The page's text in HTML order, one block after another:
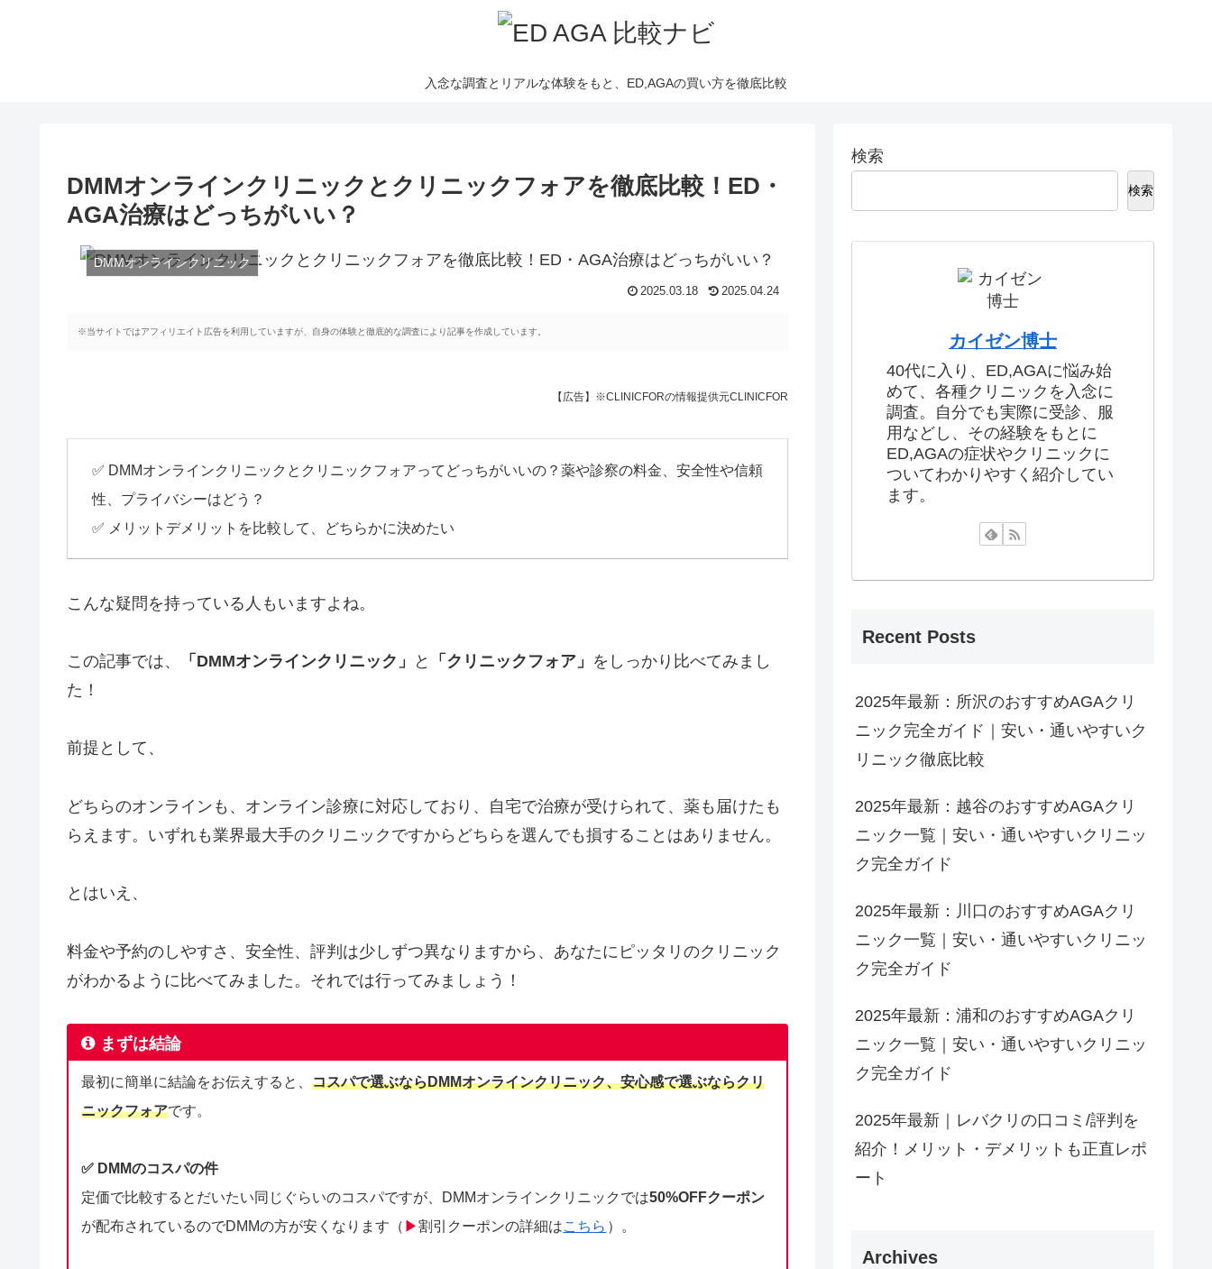
入念な調査とリアルな体験をもと、ED,AGAの買い方を徹底比較
DMMオンラインクリニックとクリニックフォアを徹底比較！ED・
AGA治療はどっちがいい？
DMMオンラインクリニック
2025.03.18 2025.04.24
※当サイトではアフィリエイト広告を利用していますが、自身の体験と徹底的な調査により記事を作成しています。
【広告】※CLINICFORの情報提供元CLINICFOR
✅ DMMオンラインクリニックとクリニックフォアってどっちがいいの？薬や診察の料金、安全性や信頼
性、プライバシーはどう？
✅ メリットデメリットを比較して、どちらかに決めたい
こんな疑問を持っている人もいますよね。
この記事では、 「DMMオンラインクリニック」 と 「クリニックフォア」 をしっかり比べてみまし
た！
前提として、
どちらのオンラインも、オンライン診療に対応しており、自宅で治療が受けられて、薬も届けたも
らえます。いずれも業界最大手のクリニックですからどちらを選んでも損することはありません。
とはいえ、
料金や予約のしやすさ、安全性、評判は少しずつ異なりますから、あなたにピッタリのクリニック
がわかるように比べてみました。それでは行ってみましょう！
まずは結論
最初に簡単に結論をお伝えすると、コスパで選ぶならDMMオンラインクリニック、安心感で選ぶならクリ
ニックフォアです。
✅ DMMのコスパの件
定価で比較するとだいたい同じぐらいのコスパですが、DMMオンラインクリニックでは50%OFFクーポン
が配布されているのでDMMの方が安くなります（ ▶割引クーポンの詳細はこちら ）。
検索
検索
カイゼン博士
40代に入り、ED,AGAに悩み始
めて、各種クリニックを入念に
調査。自分でも実際に受診、服
用などし、その経験をもとに
ED,AGAの症状やクリニックに
ついてわかりやすく紹介してい
ます。
Recent Posts
2025年最新：所沢のおすすめAGAクリ
ニック完全ガイド｜安い・通いやすいク
リニック徹底比較
2025年最新：越谷のおすすめAGAクリ
ニック一覧｜安い・通いやすいクリニッ
ク完全ガイド
2025年最新：川口のおすすめAGAクリ
ニック一覧｜安い・通いやすいクリニッ
ク完全ガイド
2025年最新：浦和のおすすめAGAクリ
ニック一覧｜安い・通いやすいクリニッ
ク完全ガイド
2025年最新｜レバクリの口コミ/評判を
紹介！メリット・デメリットも正直レポ
ート
Archives